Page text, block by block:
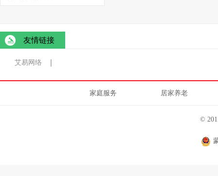
友情链接
艾易网络
家庭服务 居家养老
©